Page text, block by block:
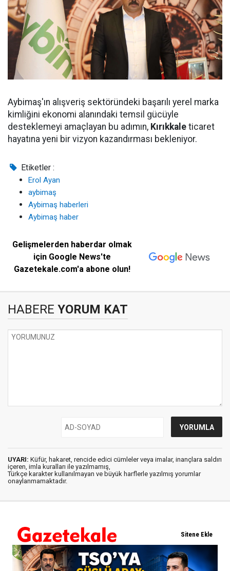
Aybimaş'ın alışveriş sektöründeki başarılı yerel marka
kimliğini ekonomi alanındaki temsil gücüyle
desteklemeyi amaçlayan bu adımın, Kırıkkale ticaret
hayatına yeni bir vizyon kazandırması bekleniyor.
Etiketler :
Erol Ayan
aybimaş
Aybimaş haberleri
Aybimaş haber
Gelişmelerden haberdar olmak
için Google News'te
Gazetekale.com'a abone olun!
HABERE YORUM KAT
UYARI: Küfür, hakaret, rencide edici cümleler veya imalar, inançlara saldırı
içeren, imla kuralları ile yazılmamış,
Türkçe karakter kullanılmayan ve büyük harflerle yazılmış yorumlar
onaylanmamaktadır.